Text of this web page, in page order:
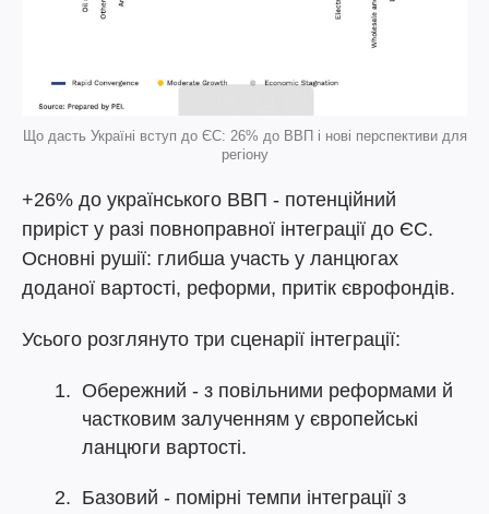
Що дасть Україні вступ до ЄС: 26% до ВВП і нові перспективи для
регіону
+26% до українського ВВП - потенційний
приріст у разі повноправної інтеграції до ЄС.
Основні рушії: глибша участь у ланцюгах
доданої вартості, реформи, притік єврофондів.
Усього розглянуто три сценарії інтеграції:
Обережний - з повільними реформами й
частковим залученням у європейські
ланцюги вартості.
Базовий - помірні темпи інтеграції з